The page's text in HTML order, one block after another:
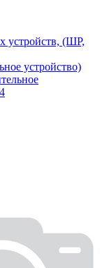
устройств, (ШР,
устройство)